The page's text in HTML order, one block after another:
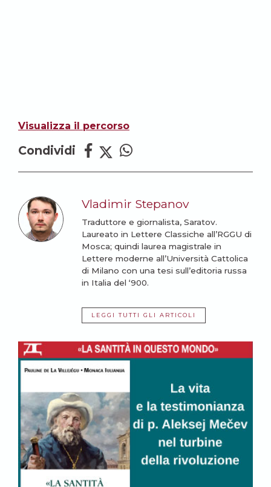
Visualizza il percorso
Condividi
Vladimir Stepanov
Traduttore e giornalista, Saratov.
Laureato in Lettere Classiche all’RGGU di
Mosca; quindi laurea magistrale in
Lettere moderne all’Università Cattolica
di Milano con una tesi sull’editoria russa
in Italia del ‘900.
LEGGI TUTTI GLI ARTICOLI